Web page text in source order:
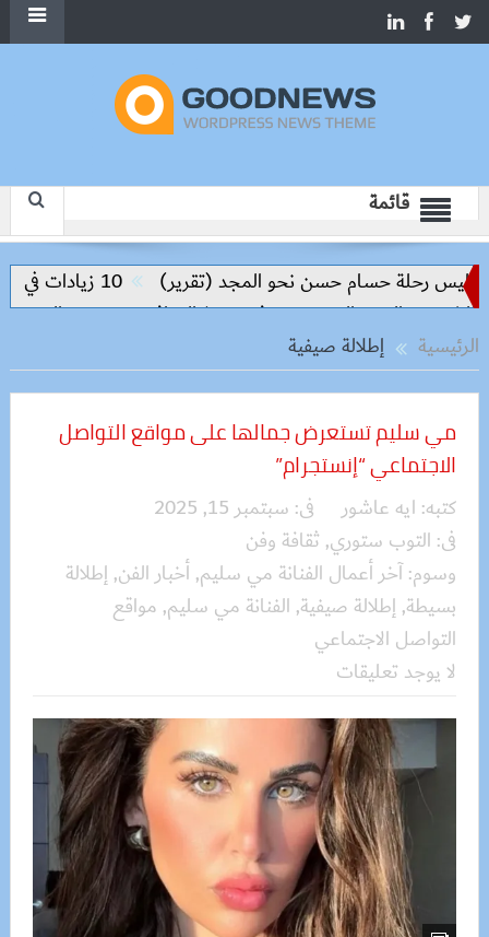
قائمة
رحلة حسام حسن نحو المجد (تقرير)
10 زيادات في 10 سنوات.. هل حان الوقت لرفع دعم البنزين نهائيا؟
والعبور الجديدة وتدفع تنفيذ المرافق
سعر الحديد
الرئيسية
إطلالة صيفية
مي سليم تستعرض جمالها على مواقع التواصل
الاجتماعي “إنستجرام”
كتبه: ايه عاشور فى: سبتمبر 15, 2025
فى: التوب ستوري, ثقافة وفن
وسوم:آخر أعمال الفنانة مي سليم,أخبار الفن, إطلالة
بسيطة, إطلالة صيفية, الفنانة مي سليم, مواقع
التواصل الاجتماعي
لا يوجد تعليقات